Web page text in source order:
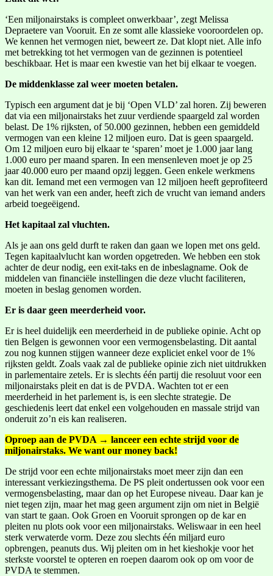
‘Een miljonairstaks is compleet onwerkbaar’, zegt Melissa
Depraetere van Vooruit. En ze somt alle klassieke vooroordelen op.
We kennen het vermogen niet, beweert ze. Dat klopt niet. Alle info
met betrekking tot het vermogen van de gezinnen is potentieel
beschikbaar. Het is maar een kwestie van het bij elkaar te voegen.
De middenklasse zal weer moeten betalen.
Typisch een argument dat je bij ‘Open VLD’ zal horen. Zij beweren
dat via een miljonairstaks het zuur verdiende spaargeld zal worden
belast. De 1% rijksten, of 50.000 gezinnen, hebben een gemiddeld
vermogen van een kleine 12 miljoen euro. Dat is geen spaargeld.
Om 12 miljoen euro bij elkaar te ‘sparen’ moet je 1.000 jaar lang
1.000 euro per maand sparen. In een mensenleven moet je op 25
jaar 40.000 euro per maand opzij leggen. Geen enkele werkmens
kan dit. Iemand met een vermogen van 12 miljoen heeft geprofiteerd
van het werk van een ander, heeft zich de vrucht van iemand anders
arbeid toegeëigend.
Het kapitaal zal vluchten.
Als je aan ons geld durft te raken dan gaan we lopen met ons geld.
Tegen kapitaalvlucht kan worden opgetreden. We hebben een stok
achter de deur nodig, een exit-taks en de inbeslagname. Ook de
middelen van financiële instellingen die deze vlucht faciliteren,
moeten in beslag genomen worden.
Er is daar geen meerderheid voor.
Er is heel duidelijk een meerderheid in de publieke opinie. Acht op
tien Belgen is gewonnen voor een vermogensbelasting. Dit aantal
zou nog kunnen stijgen wanneer deze expliciet enkel voor de 1%
rijksten geldt. Zoals vaak zal de publieke opinie zich niet uitdrukken
in parlementaire zetels. Er is slechts één partij die resoluut voor een
miljonairstaks pleit en dat is de PVDA. Wachten tot er een
meerderheid in het parlement is, is een slechte strategie. De
geschiedenis leert dat enkel een volgehouden en massale strijd van
onderuit zo’n eis kan realiseren.
Oproep aan de PVDA → lanceer een echte strijd voor de
miljonairstaks. We want our money back!
De strijd voor een echte miljonairstaks moet meer zijn dan een
interessant verkiezingsthema. De PS pleit ondertussen ook voor een
vermogensbelasting, maar dan op het Europese niveau. Daar kan je
niet tegen zijn, maar het mag geen argument zijn om niet in België
van start te gaan. Ook Groen en Vooruit sprongen op de kar en
pleiten nu plots ook voor een miljonairstaks. Weliswaar in een heel
sterk verwaterde vorm. Deze zou slechts één miljard euro
opbrengen, peanuts dus. Wij pleiten om in het kieshokje voor het
sterkste voorstel te opteren en roepen daarom ook op om voor de
PVDA te stemmen.